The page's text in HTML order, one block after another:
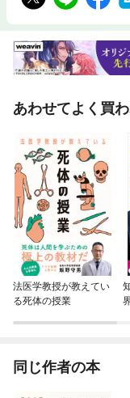
半世紀を見つめるレジ
某月某日 セクハラ ：
い」 ： 発達障害っ
てしまいたい」 某月
れ ： 休職診断書、
素人精神科医たち第２
ド ： 精神科医になっ
分」への後悔某月某
月某日 心の距離 ：
はライター、女はマッ
へ某月某日 こっちの世
章 診られる側も、診
某月某日 熱心な家族
某日 当直24時 ： 命
賊某月某日 重度認知
去って… ： 「ここは
女問題はいつも面倒だ
な躁某月某日 「私って
： それでもわが子を
患者からのアプローチ
あわせてよく買
法医学教授が教えてい
る死体の授業
同じ作者の本